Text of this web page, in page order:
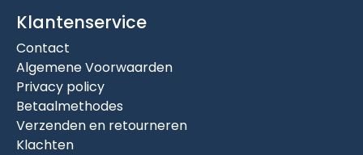
Klantenservice
Contact
Algemene Voorwaarden
Privacy policy
Betaalmethodes
Verzenden en retourneren
Klachten